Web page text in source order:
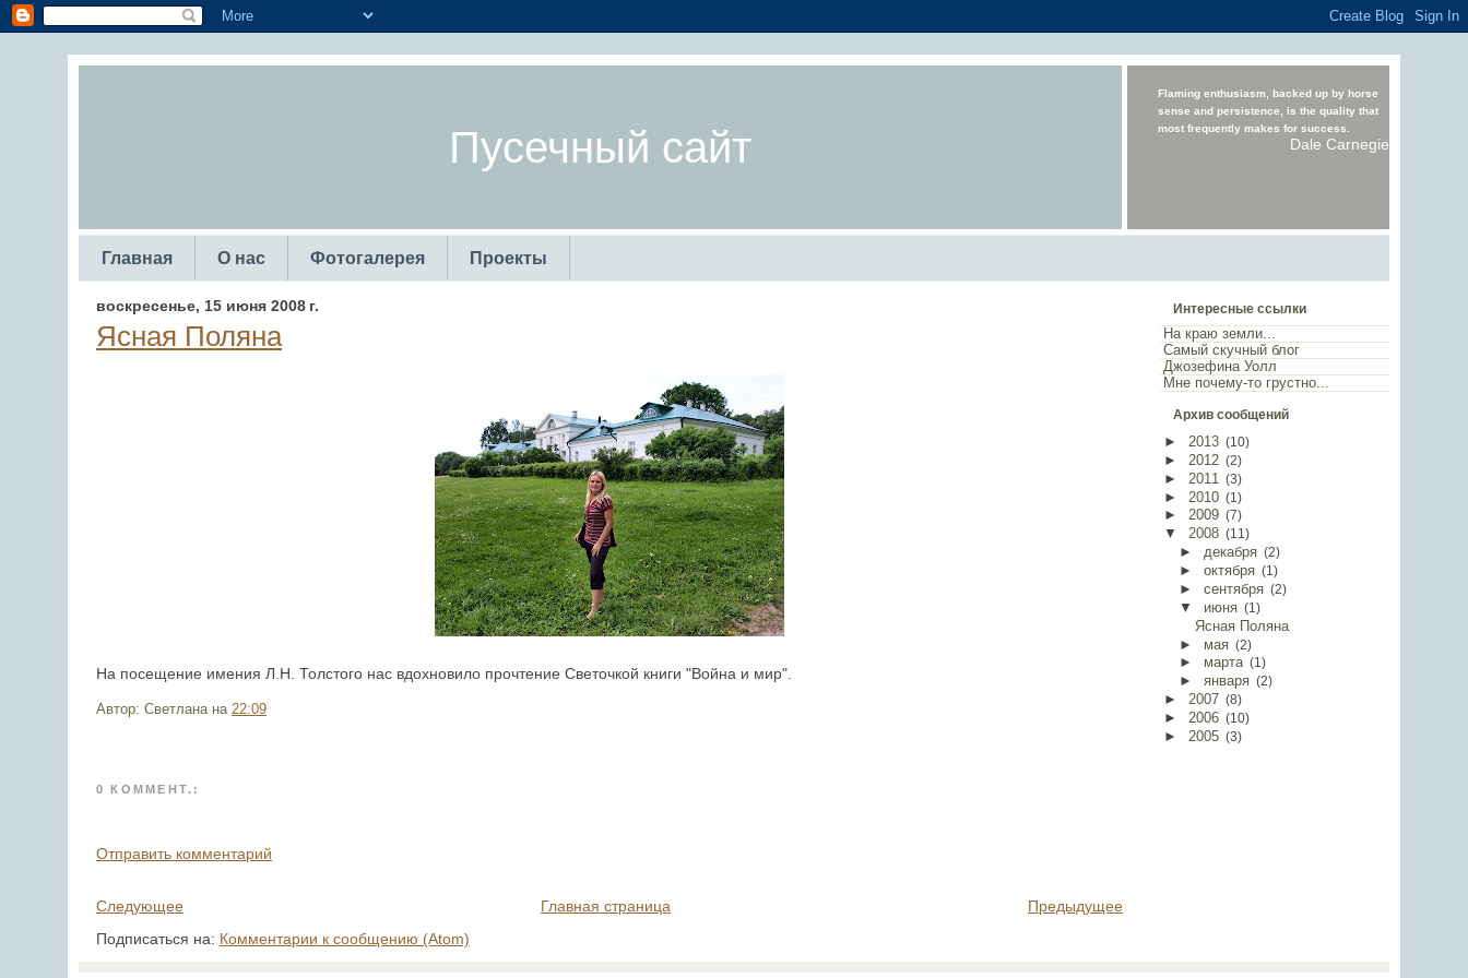
Пусечный сайт
Flaming enthusiasm, backed up by horse
sense and persistence, is the quality that
most frequently makes for success.
Dale Carnegie
Главная О нас Фотогалерея Проекты
воскресенье, 15 июня 2008 г.
Ясная Поляна
На посещение имения Л.Н. Толстого нас вдохновило прочтение Светочкой книги "Война и мир".
Автор: Светлана на 22:09
0 КОММЕНТ.:
Отправить комментарий
Следующее Предыдущее
Главная страница
Подписаться на: Комментарии к сообщению (Atom)
Интересные ссылки
На краю земли...
Самый скучный блог
Джозефина Уолл
Мне почему-то грустно...
Архив сообщений
► 2013 (10)
► 2012 (2)
► 2011 (3)
► 2010 (1 )
► 2009 ( 7)
▼ 2008 (11 )
► декабря (2)
► октября (1 )
► сентября (2)
▼ июня (1 )
Ясная Поляна
►
мая (2)
► марта (1 )
► января (2)
► 2007 (8)
► 2006 (10)
► 2005 (3)